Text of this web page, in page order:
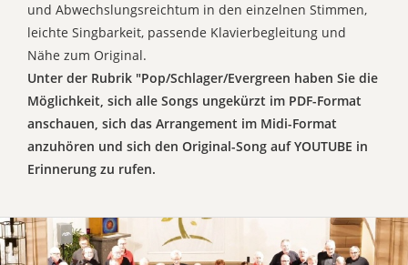
und Abwechslungsreichtum in den einzelnen Stimmen,
leichte Singbarkeit, passende Klavierbegleitung und
Nähe zum Original.
Unter der Rubrik "Pop/Schlager/Evergreen haben Sie die
Möglichkeit, sich alle Songs ungekürzt im PDF-Format
anschauen, sich das Arrangement im Midi-Format
anzuhören und sich den Original-Song auf YOUTUBE in
Erinnerung zu rufen.